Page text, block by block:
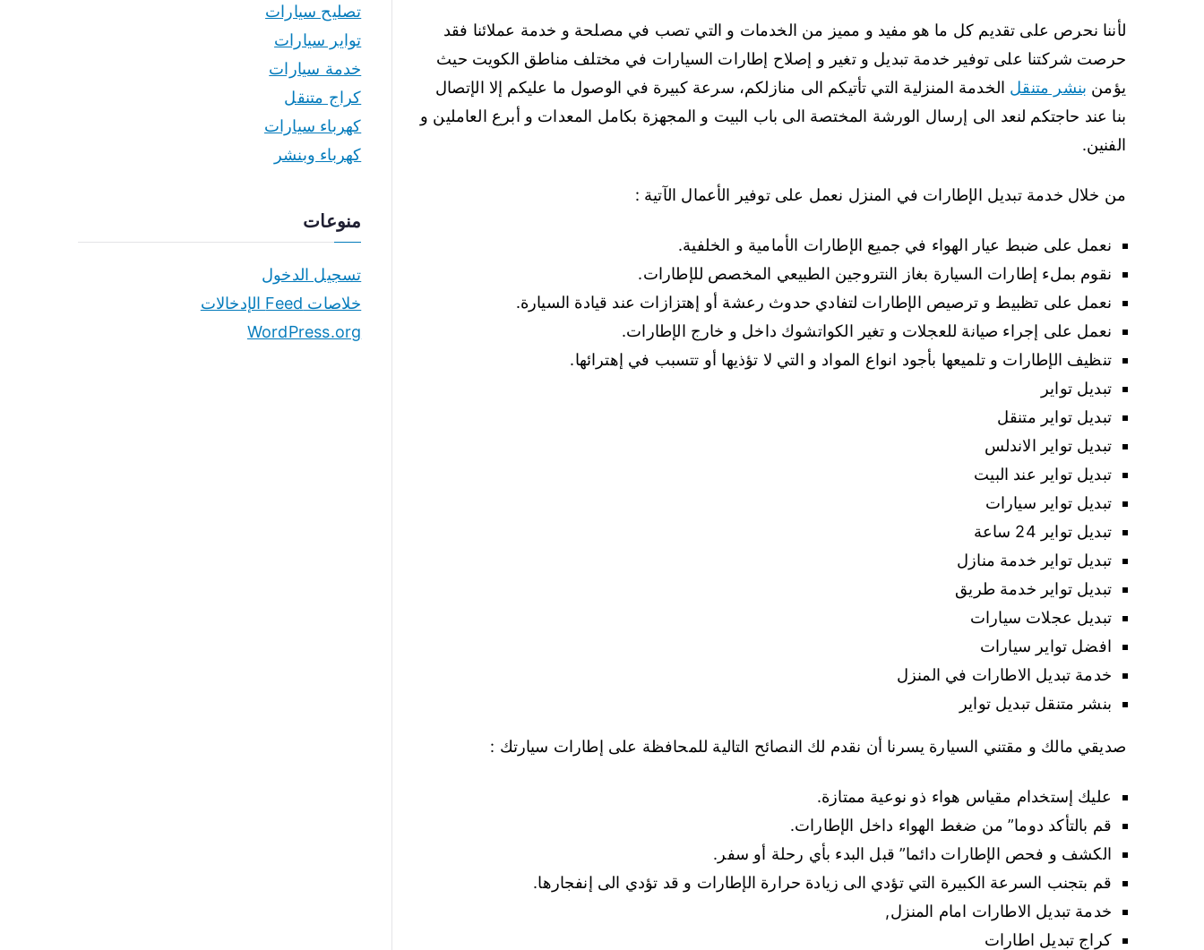
لأننا نحرص على تقديم كل ما هو مفيد و مميز من الخدمات و التي تصب في مصلحة و خدمة عملائنا فقد
حرصت شركتنا على توفير خدمة تبديل و تغير و إصلاح إطارات السيارات في مختلف مناطق الكويت حيث
يؤمن بنشر متنقل الخدمة المنزلية التي تأتيكم الى منازلكم، سرعة كبيرة في الوصول ما عليكم إلا الإتصال
بنا عند حاجتكم لنعد الى إرسال الورشة المختصة الى باب البيت و المجهزة بكامل المعدات و أبرع العاملين و
الفنين.
من خلال خدمة تبديل الإطارات في المنزل نعمل على توفير الأعمال الآتية :
نعمل على ضبط عيار الهواء في جميع الإطارات الأمامية و الخلفية.
نقوم بملء إطارات السيارة بغاز النتروجين الطبيعي المخصص للإطارات.
نعمل على تظبيط و ترصيص الإطارات لتفادي حدوث رعشة أو إهتزازات عند قيادة السيارة.
نعمل على إجراء صيانة للعجلات و تغير الكواتشوك داخل و خارج الإطارات.
تنظيف الإطارات و تلميعها بأجود انواع المواد و التي لا تؤذيها أو تتسبب في إهترائها.
تبديل تواير
تبديل تواير متنقل
تبديل تواير الاندلس
تبديل تواير عند البيت
تبديل تواير سيارات
تبديل تواير 24 ساعة
تبديل تواير خدمة منازل
تبديل تواير خدمة طريق
تبديل عجلات سيارات
افضل تواير سيارات
خدمة تبديل الاطارات في المنزل
بنشر متنقل تبديل تواير
صديقي مالك و مقتني السيارة يسرنا أن نقدم لك النصائح التالية للمحافظة على إطارات سيارتك :
عليك إستخدام مقياس هواء ذو نوعية ممتازة.
قم بالتأكد دوما” من ضغط الهواء داخل الإطارات.
الكشف و فحص الإطارات دائما” قبل البدء بأي رحلة أو سفر.
قم بتجنب السرعة الكبيرة التي تؤدي الى زيادة حرارة الإطارات و قد تؤدي الى إنفجارها.
خدمة تبديل الاطارات امام المنزل,
كراج تبديل اطارات
تصليح سيارات
تواير سيارات
خدمة سيارات
كراج متنقل
كهرباء سيارات
كهرباء وبنشر
منوعات
تسجيل الدخول
خلاصات Feed الإدخالات
WordPress.org